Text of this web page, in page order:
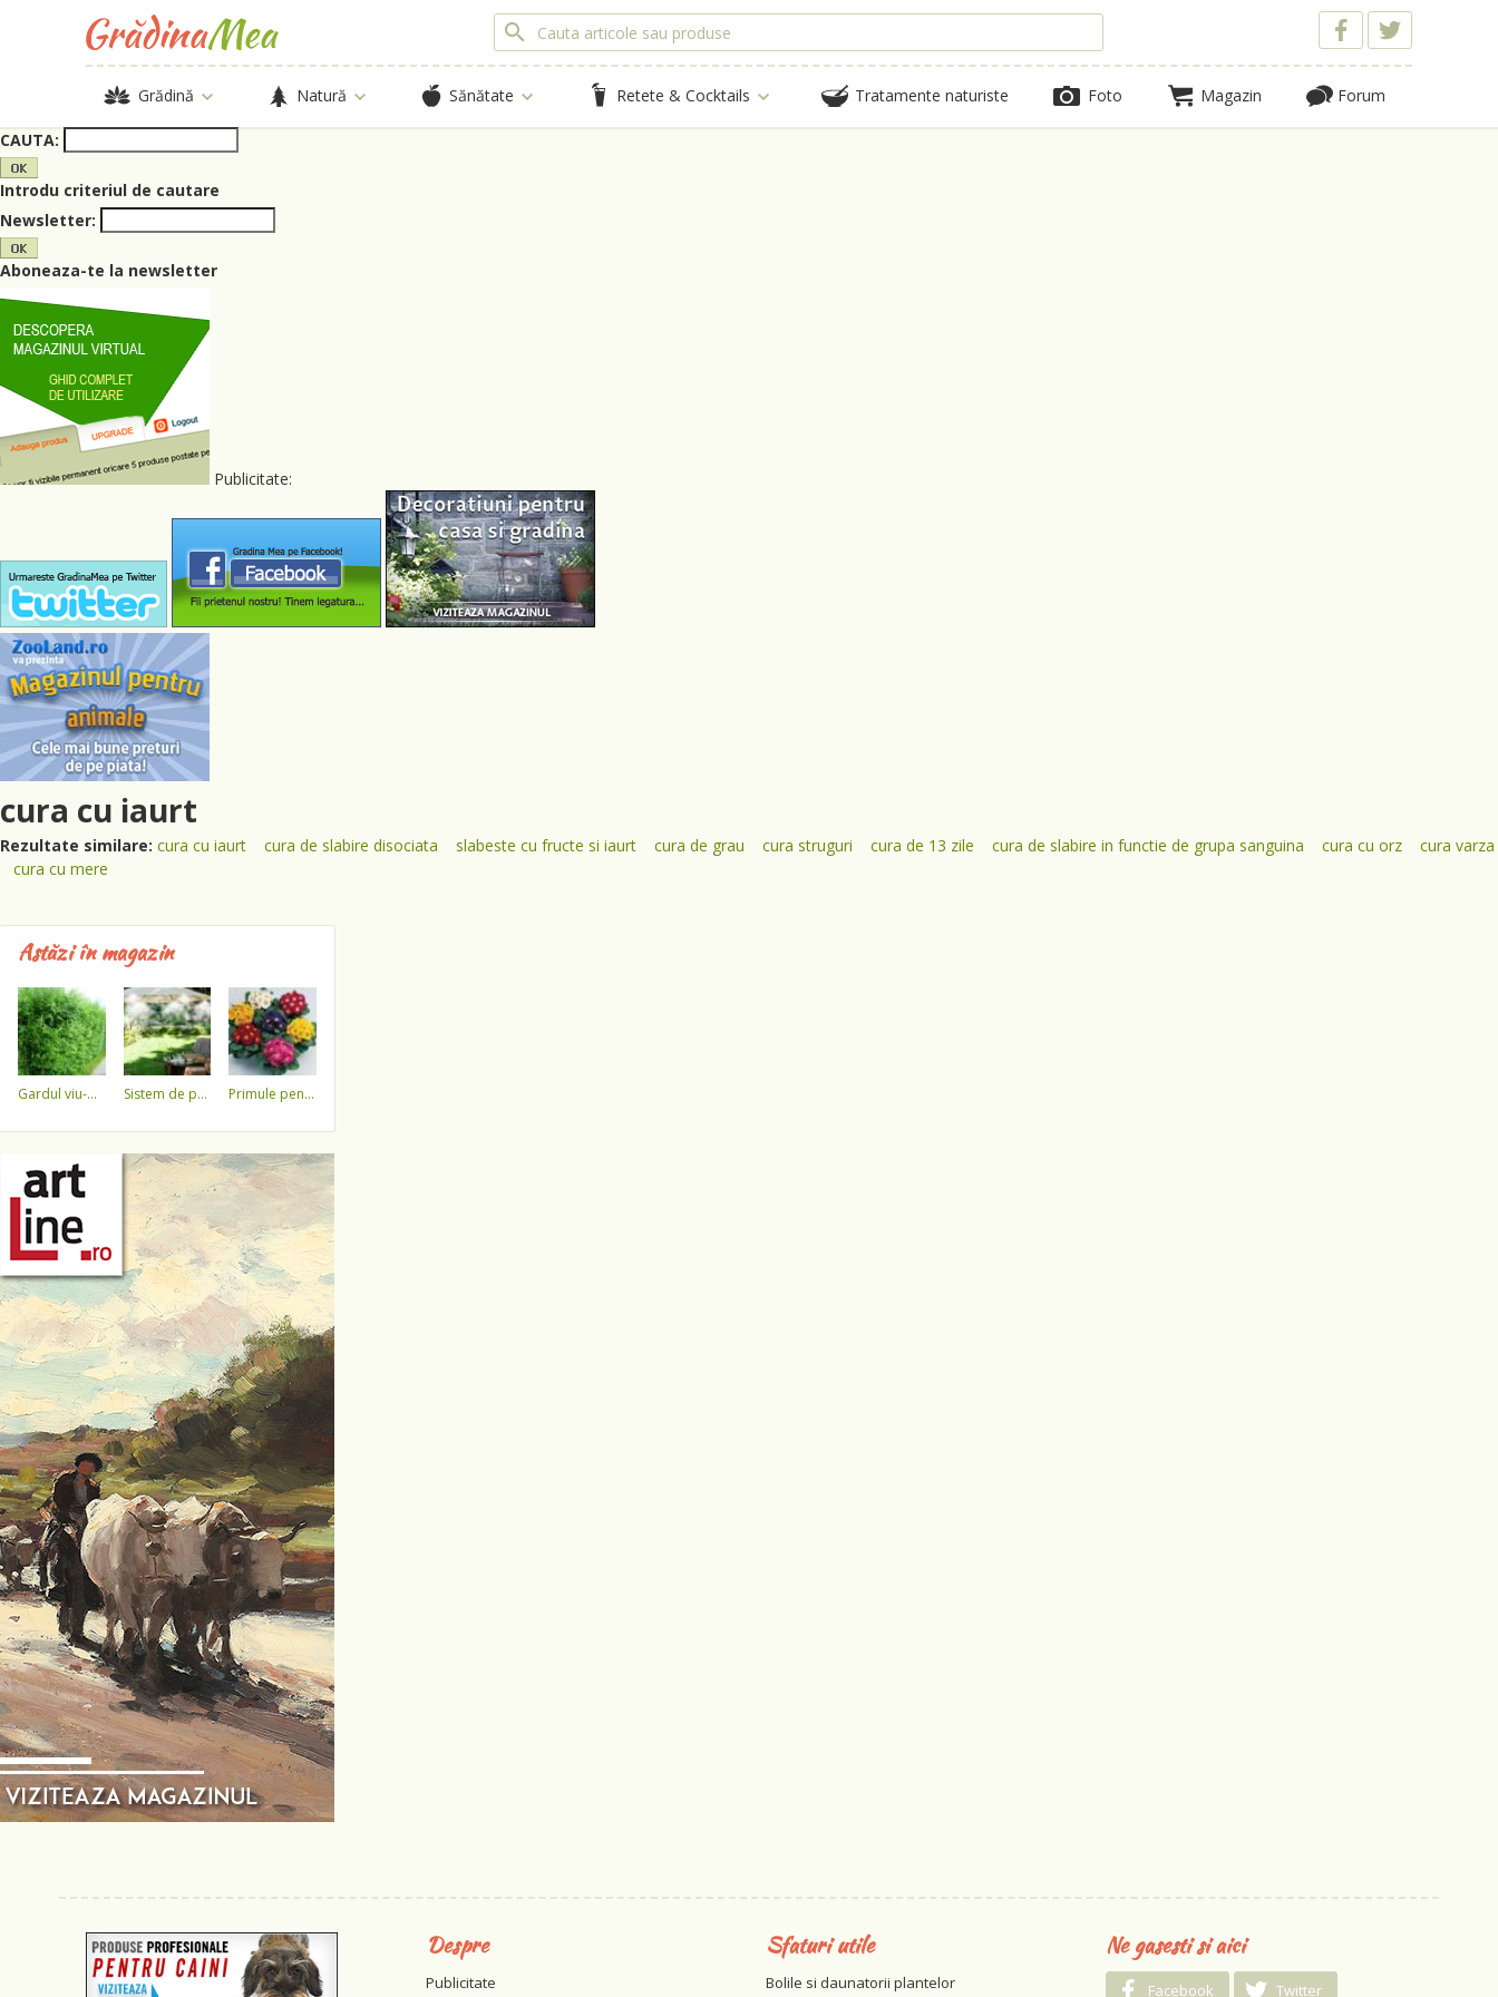
Grădină Natură Sănătate Retete & Cocktails Tratamente naturiste Foto Magazin Forum
CAUTA:
Introdu criteriul de cautare
Newsletter:
Aboneaza-te la newsletter
Publicitate:
cura cu iaurt
Rezultate similare: cura cu iaurt cura de slabire disociata slabeste cu fructe si iaurt cura de grau cura struguri cura de 13 zile cura de slabire in functie de grupa sanguina cura cu orz
cura varza
cura cu mere
Astăzi în magazin
gardul viu-minune! sistem de pulverizare a apei primule pentru 1 martie 3,5 lei / ghiveci !!!!
Despre
Publicitate
Sfaturi utile
Bolile si daunatorii plantelor
Ne gasesti si aici
Facebook Twitter